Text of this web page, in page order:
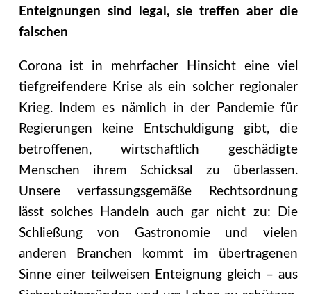
Enteignungen sind legal, sie treffen aber die
falschen
Corona ist in mehrfacher Hinsicht eine viel
tiefgreifendere Krise als ein solcher regionaler
Krieg. Indem es nämlich in der Pandemie für
Regierungen keine Entschuldigung gibt, die
betroffenen, wirtschaftlich geschädigte
Menschen ihrem Schicksal zu überlassen.
Unsere verfassungsgemäße Rechtsordnung
lässt solches Handeln auch gar nicht zu: Die
Schließung von Gastronomie und vielen
anderen Branchen kommt im übertragenen
Sinne einer teilweisen Enteignung gleich – aus